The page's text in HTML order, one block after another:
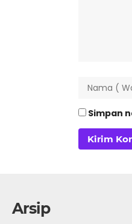
Simpan
Arsip